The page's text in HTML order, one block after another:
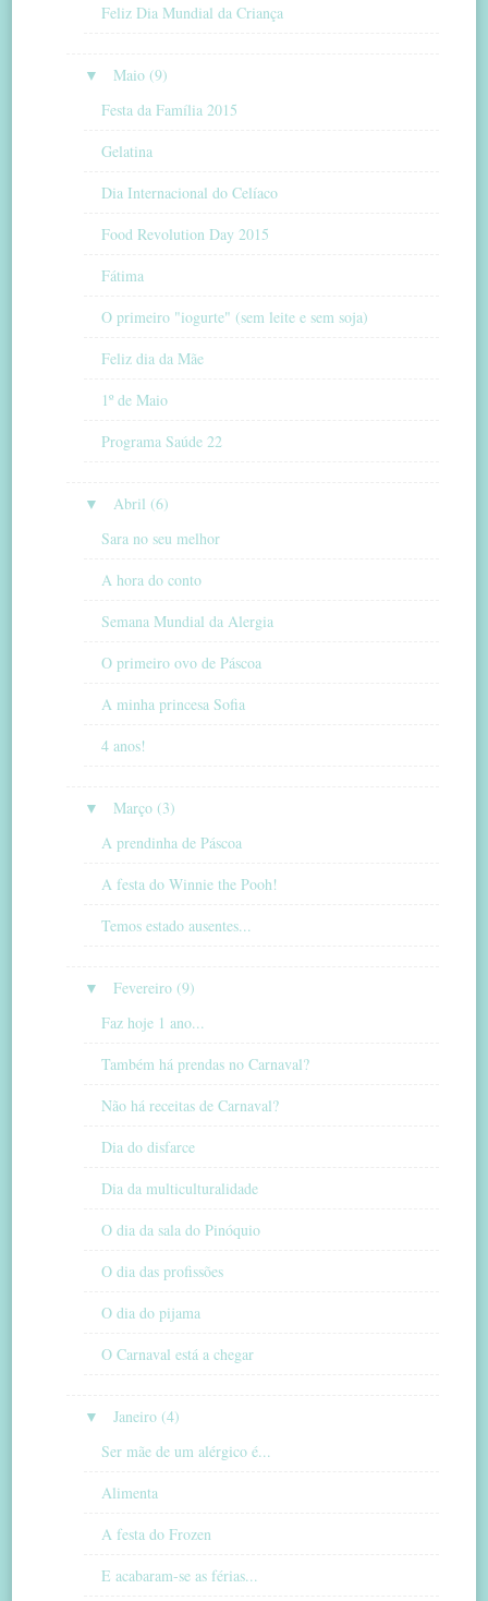
Feliz Dia Mundial da Criança
▼
Maio (9)
Festa da Família 2015
Gelatina
Dia Internacional do Celíaco
Food Revolution Day 2015
Fátima
O primeiro "iogurte" (sem leite e sem soja)
Feliz dia da Mãe
1º de Maio
Programa Saúde 22
▼
Abril (6)
Sara no seu melhor
A hora do conto
Semana Mundial da Alergia
O primeiro ovo de Páscoa
A minha princesa Sofia
4 anos!
▼
Março (3)
A prendinha de Páscoa
A festa do Winnie the Pooh!
Temos estado ausentes...
▼
Fevereiro (9)
Faz hoje 1 ano...
Também há prendas no Carnaval?
Não há receitas de Carnaval?
Dia do disfarce
Dia da multiculturalidade
O dia da sala do Pinóquio
O dia das profissões
O dia do pijama
O Carnaval está a chegar
▼
Janeiro (4)
Ser mãe de um alérgico é...
Alimenta
A festa do Frozen
E acabaram-se as férias...